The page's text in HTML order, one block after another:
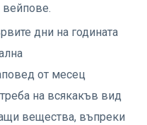
вейпове.
дни на годината
от месец
на всякакъв вид
вещества, въпреки